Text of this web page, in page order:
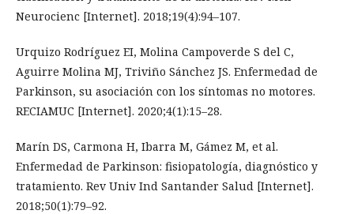
Neurocienc [Internet]. 2018;19(4):94–107.
Urquizo Rodríguez EI, Molina Campoverde S del C,
Aguirre Molina MJ, Triviño Sánchez JS. Enfermedad de
Parkinson, su asociación con los síntomas no motores.
RECIAMUC [Internet]. 2020;4(1):15–28.
Marín DS, Carmona H, Ibarra M, Gámez M, et al.
Enfermedad de Parkinson: fisiopatología, diagnóstico y
tratamiento. Rev Univ Ind Santander Salud [Internet].
2018;50(1):79–92.